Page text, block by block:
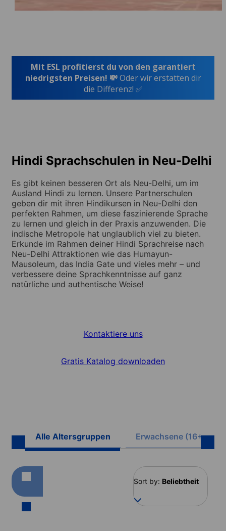
Mit ESL profitierst du von den garantiert
niedrigsten Preisen! 💸Oder wir erstatten dir
die Differenz! ✅
Hindi Sprachschulen in Neu-Delhi
Es gibt keinen besseren Ort als Neu-Delhi, um im
Ausland Hindi zu lernen. Unsere Partnerschulen
geben dir mit ihren Hindikursen in Neu-Delhi den
perfekten Rahmen, um diese faszinierende Sprache
zu lernen und gleich in der Praxis anzuwenden. Die
indische Metropole hat unglaublich viel zu bieten.
Erkunde im Rahmen deiner Hindi Sprachreise nach
Neu-Delhi Attraktionen wie das Humayun-
Mausoleum, das India Gate und vieles mehr – und
verbessere deine Sprachkenntnisse auf ganz
natürliche und authentische Weise!
Kontaktiere uns
Gratis Katalog downloaden
Alle Altersgruppen Erwachsene (16+)
Sort by: Beliebtheit